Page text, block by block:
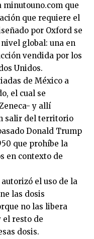
minutouno.com que
que requiere el
por Oxford se
global: una en
vendida por los
Unidos.
de México a
el cual se
y allí
salir del territorio
Donald Trump
que prohíbe la
en contexto de
el uso de la
las dosis
no las libera
el resto de
dosis.